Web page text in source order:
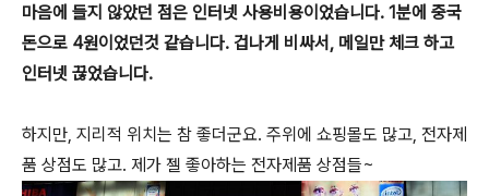
마음에 들지 않았던 점은 인터넷 사용비용이었습니다. 1분에 중국
돈으로 4원이었던것 같습니다. 겁나게 비싸서, 메일만 체크 하고
인터넷 끊었습니다.
하지만, 지리적 위치는 참 좋더군요. 주위에 쇼핑몰도 많고, 전자제
품 상점도 많고. 제가 젤 좋아하는 전자제품 상점들~